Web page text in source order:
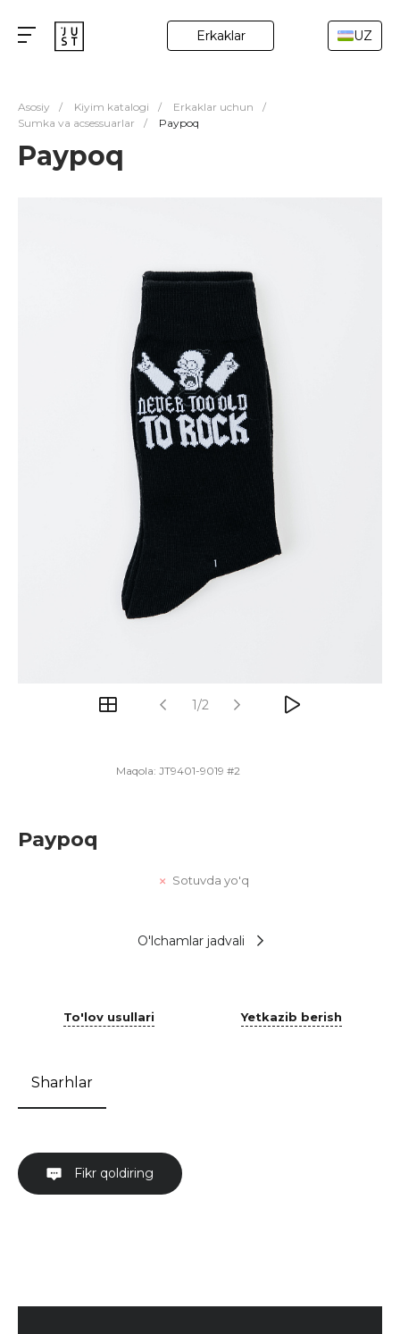
Erkaklar UZ
Asosiy / Kiyim katalogi / Erkaklar uchun
/
Sumka va acsessuarlar
/ Paypoq
Paypoq
1/2
Maqola: JT9401-9019 #2
Paypoq
Sotuvda yo'q
O'lchamlar jadvali
To'lov usullari Yetkazib berish
Sharhlar
Fikr qoldiring